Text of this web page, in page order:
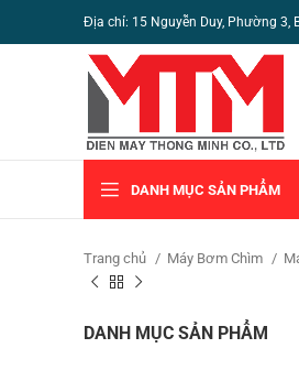
Địa chỉ: 15 Nguyễn Duy, Phường 3,
DANH MỤC SẢN PHẨM
Trang chủ Máy Bơm Chìm
DANH MỤC SẢN PHẨM